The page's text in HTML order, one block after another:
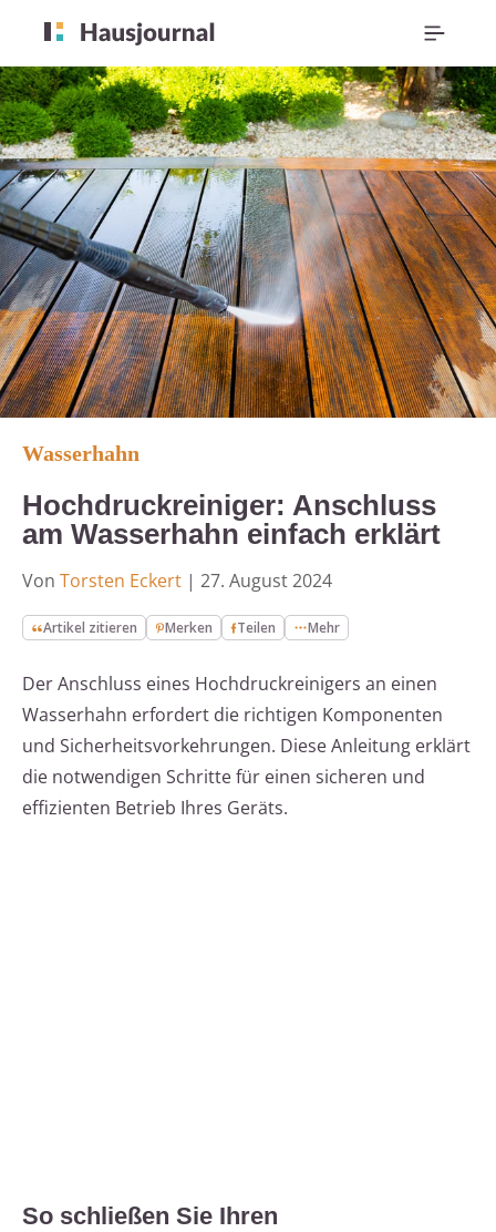
Wasserhahn
Hochdruckreiniger: Anschluss
am Wasserhahn einfach erklärt
Von Torsten Eckert | 27. August 2024
Artikel zitieren Merken Teilen Mehr
Der Anschluss eines Hochdruckreinigers an einen
Wasserhahn erfordert die richtigen Komponenten
und Sicherheitsvorkehrungen. Diese Anleitung erklärt
die notwendigen Schritte für einen sicheren und
effizienten Betrieb Ihres Geräts.
So schließen Sie Ihren